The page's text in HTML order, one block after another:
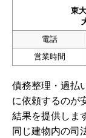
東
電話
営業時間
債務整理・過払
に依頼するのが
結果を提供しま
同じ建物内の司